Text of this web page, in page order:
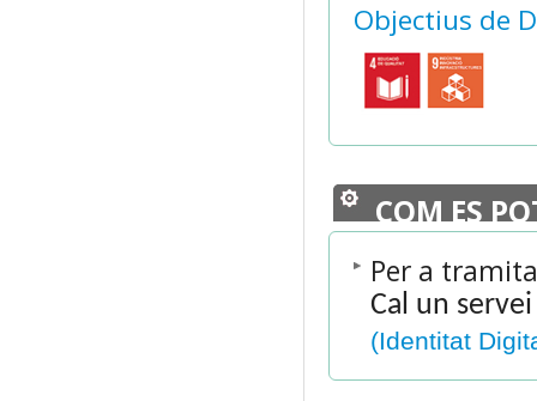
Objectius de
COM ES
Per a
Cal un
(Identitat